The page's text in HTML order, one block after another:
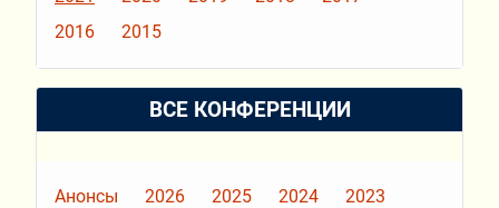
2016
2015
ВСЕ КОНФЕРЕНЦИИ
Анонсы 2026 2025 2024
2023